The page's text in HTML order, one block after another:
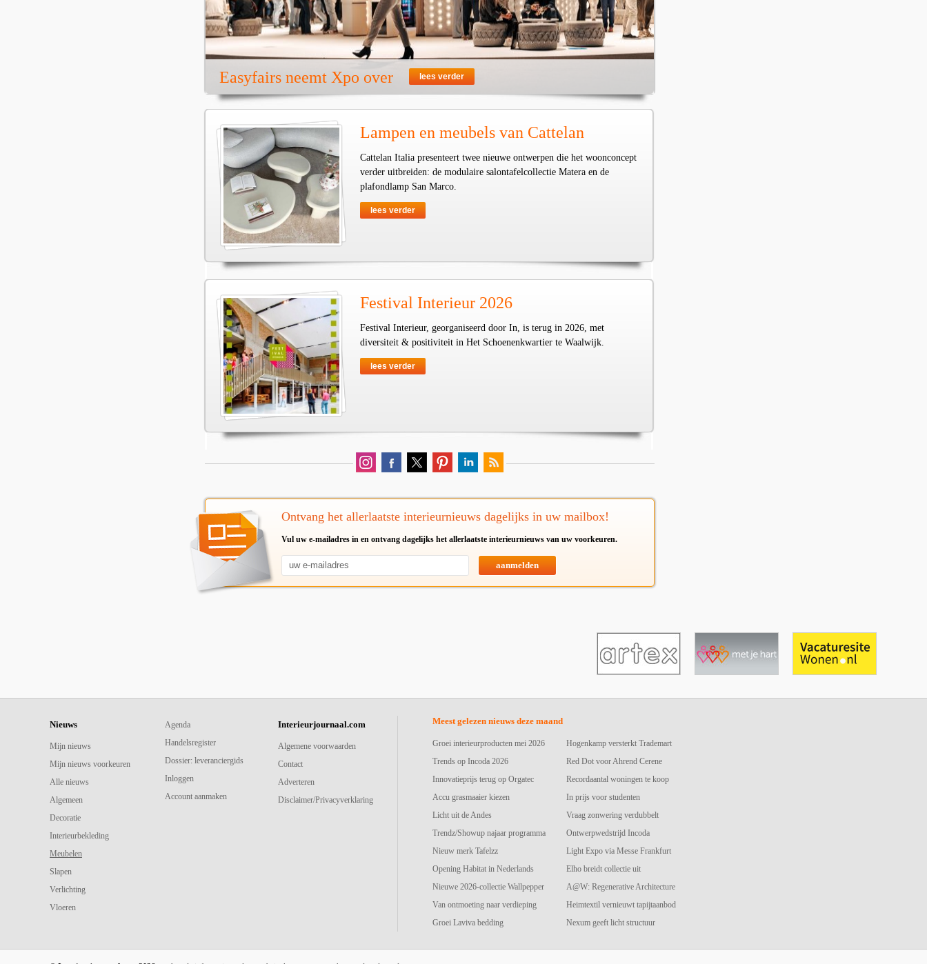
Easyfairs neemt Xpo over lees verder
Lampen en meubels van Cattelan
Cattelan Italia presenteert twee nieuwe ontwerpen die het woonconcept
verder uitbreiden: de modulaire salontafelcollectie Matera en de
plafondlamp San Marco.
lees verder
Festival Interieur 2026
Festival Interieur, georganiseerd door In, is terug in 2026, met
diversiteit & positiviteit in Het Schoenenkwartier te Waalwijk.
lees verder
Ontvang het allerlaatste interieurnieuws dagelijks in uw mailbox!
Vul uw e-mailadres in en ontvang dagelijks het allerlaatste interieurnieuws van uw voorkeuren.
aanmelden
Nieuws
Mijn nieuws
Mijn nieuws voorkeuren
Alle nieuws
Algemeen
Decoratie
Interieurbekleding
Meubelen
Slapen
Verlichting
Vloeren
Agenda
Handelsregister
Dossier: leveranciergids
Inloggen
Account aanmaken
Interieurjournaal.com
Algemene voorwaarden
Contact
Adverteren
Disclaimer/Privacyverklaring
Meest gelezen nieuws deze maand
Groei interieurproducten mei 2026
Trends op Incoda 2026
Innovatieprijs terug op Orgatec
Accu grasmaaier kiezen
Licht uit de Andes
Trendz/Showup najaar programma
Nieuw merk Tafelzz
Opening Habitat in Nederlands
Nieuwe 2026-collectie Wallpepper
Van ontmoeting naar verdieping
Groei Laviva bedding
Hogenkamp versterkt Trademart
Red Dot voor Ahrend Cerene
Recordaantal woningen te koop
In prijs voor studenten
Vraag zonwering verdubbelt
Ontwerpwedstrijd Incoda
Light Expo via Messe Frankfurt
Elho breidt collectie uit
A@W: Regenerative Architecture
Heimtextil vernieuwt tapijtaanbod
Nexum geeft licht structuur